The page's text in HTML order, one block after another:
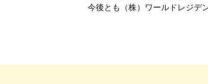
今後とも（株）ワールドレジデ